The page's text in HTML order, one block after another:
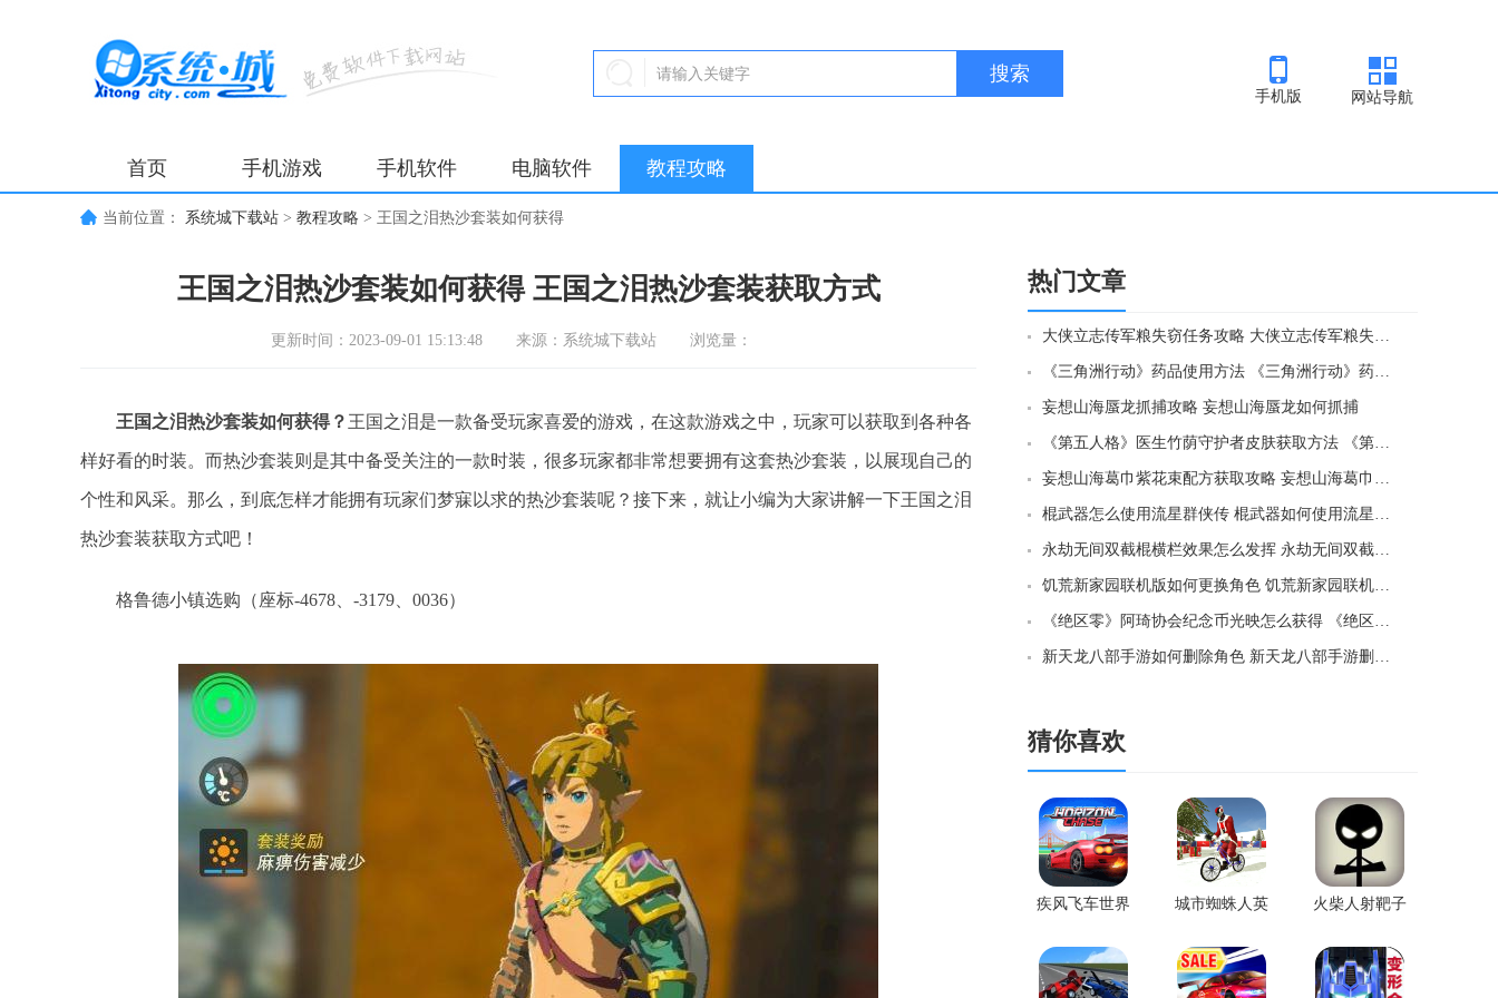
手机版 网站导航
首页 手机游戏 手机软件 电脑软件 教程攻略
当前位置： 系统城下载站 > 教程攻略 > 王国之泪热沙套装如何获得
王国之泪热沙套装如何获得 王国之泪热沙套装获取方式
更新时间：2023-09-01 15:13:48 来源：系统城下载站 浏览量：
王国之泪热沙套装如何获得？ 王国之泪是一款备受玩家喜爱的游戏，在这款游戏之中，玩家可以获取到各种各
样好看的时装。而热沙套装则是其中备受关注的一款时装，很多玩家都非常想要拥有这套热沙套装，以展现自己的
个性和风采。那么，到底怎样才能拥有玩家们梦寐以求的热沙套装呢？接下来，就让小编为大家讲解一下王国之泪
热沙套装获取方式吧！
格鲁德小镇选购（座标-4678、-3179、0036）
热门文章
大侠立志传军粮失窃任务攻略 大侠立志传军粮失窃任务如何做
《三角洲行动》药品使用方法 《三角洲行动》药品如何使用
妄想山海蜃龙抓捕攻略 妄想山海蜃龙如何抓捕
《第五人格》医生竹荫守护者皮肤获取方法 《第五人格》医生竹荫守护者皮肤如何获取
妄想山海葛巾紫花束配方获取攻略 妄想山海葛巾紫花束配方如何获取
棍武器怎么使用流星群侠传 棍武器如何使用流星群侠传
永劫无间双截棍横栏效果怎么发挥 永劫无间双截棍横栏效果如何发挥
饥荒新家园联机版如何更换角色 饥荒新家园联机版更换角色方法
《绝区零》阿琦协会纪念币光映怎么获得 《绝区零》阿琦协会纪念币光映如何获得
新天龙八部手游如何删除角色 新天龙八部手游删除角色方法
猜你喜欢
疾风飞车世界 城市蜘蛛人英 火柴人射靶子